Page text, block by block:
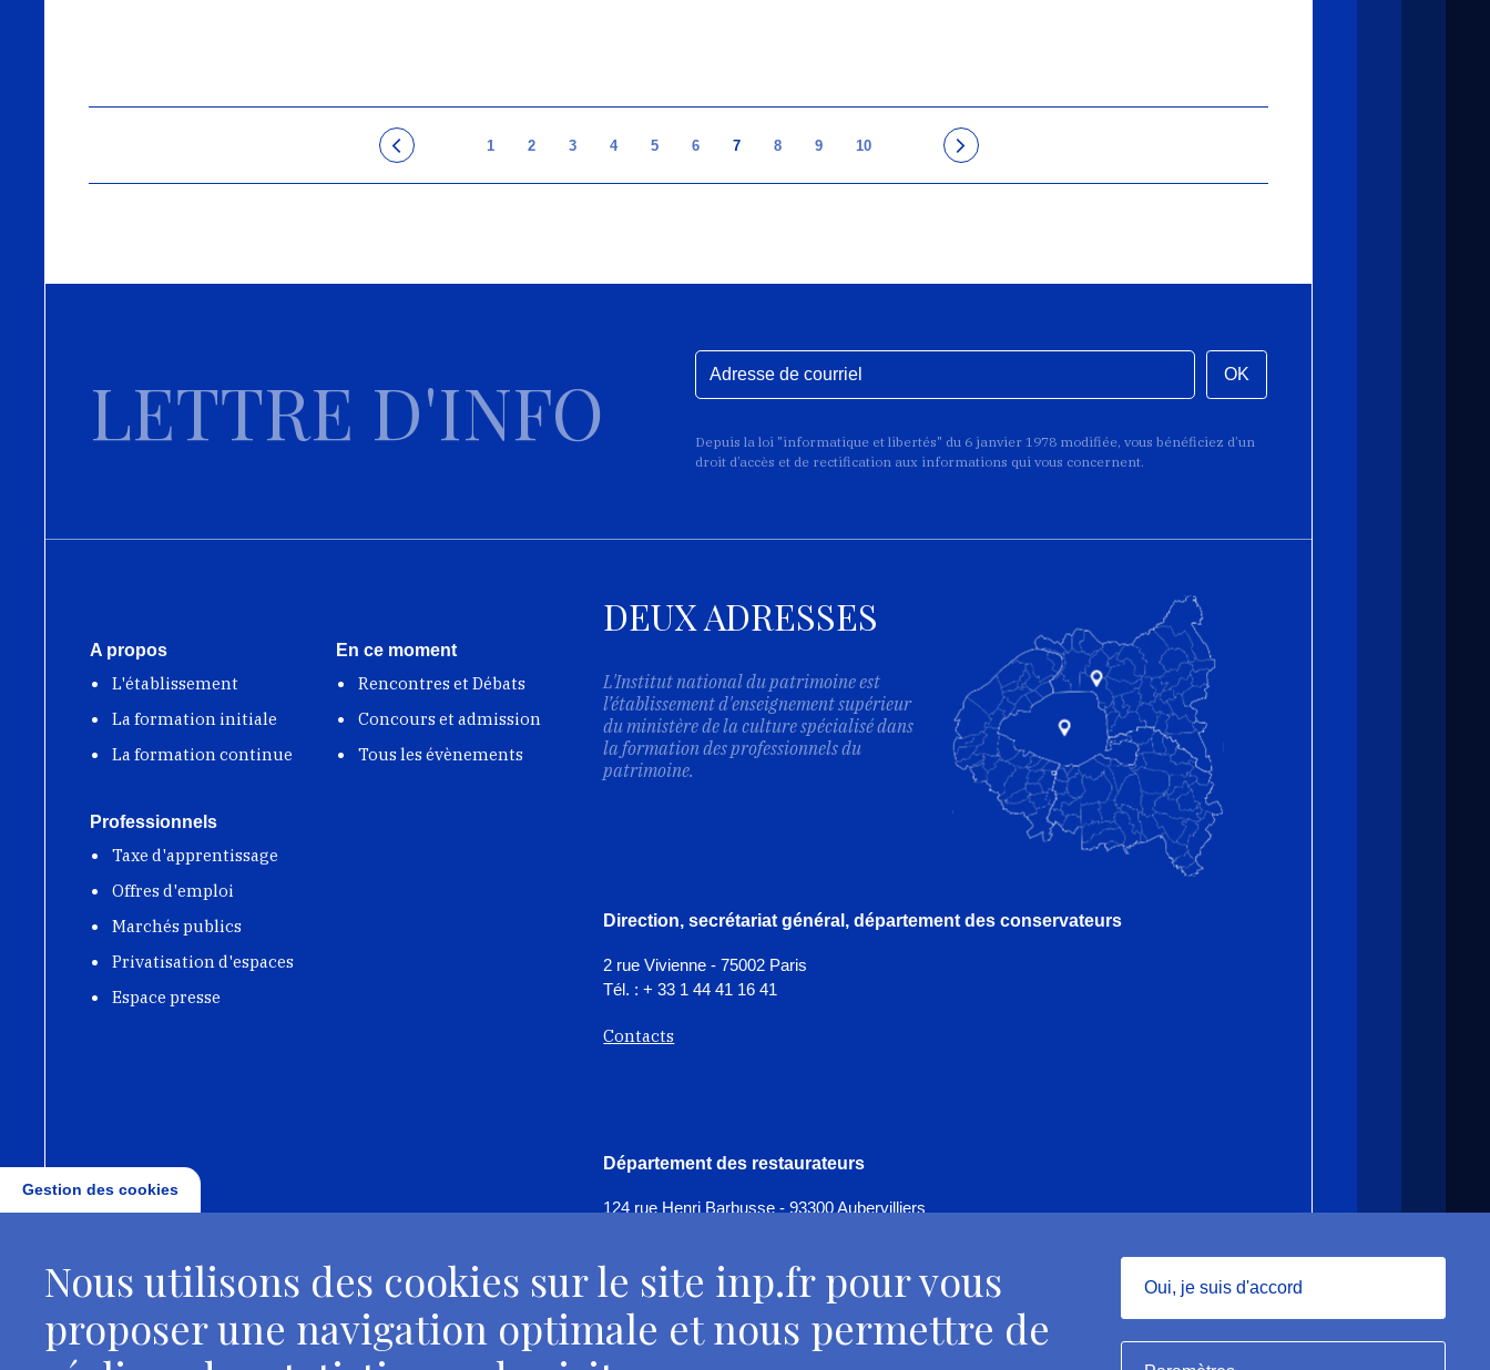
1 2 3 4 5 6 7 8 9 10
LETTRE D'INFO OK
Depuis la loi "informatique et libertés" du 6 janvier 1978 modifiée, vous bénéficiez d’un
droit d’accès et de rectification aux informations qui vous concernent.
A propos
L'établissement
La formation initiale
La formation continue
En ce moment
Rencontres et Débats
Concours et admission
Tous les évènements
Professionnels
Taxe d'apprentissage
Offres d'emploi
Marchés publics
Privatisation d'espaces
Espace presse
DEUX ADRESSES
L'Institut national du patrimoine est
l’établissement d'enseignement supérieur
du ministère de la culture spécialisé dans
la formation des professionnels du
patrimoine.
Direction, secrétariat général, département des conservateurs
2 rue Vivienne - 75002 Paris
Tél. : + 33 1 44 41 16 41
Contacts
Département des restaurateurs
124 rue Henri Barbusse - 93300 Aubervilliers
Contacts
Gestion des cookies
Nous utilisons des cookies sur le site inp.fr pour vous
proposer une navigation optimale et nous permettre de
Oui, je suis d'accord
Masquer